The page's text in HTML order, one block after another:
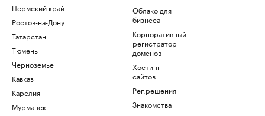
Пермский край
Ростов-на-Дону
Татарстан
Тюмень
Черноземье
Кавказ
Карелия
Мурманск
Облако для
бизнеса
Корпоративный
регистратор
доменов
Хостинг
сайтов
Рег.решения
Знакомства